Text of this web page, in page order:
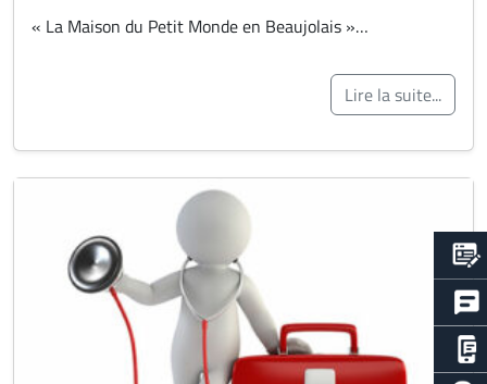
« La Maison du Petit Monde en Beaujolais »…
Lire la suite...